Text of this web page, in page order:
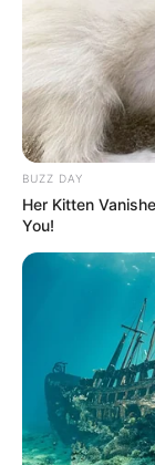
Diantara berbagai
resort di Bali. Ia
Renaissance Bali
BUZZ DAY
Her Kitten
You!